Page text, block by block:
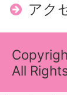
アク
All